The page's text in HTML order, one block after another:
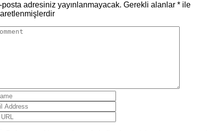
posta adresiniz yayınlanmayacak. Gerekli alanlar * ile